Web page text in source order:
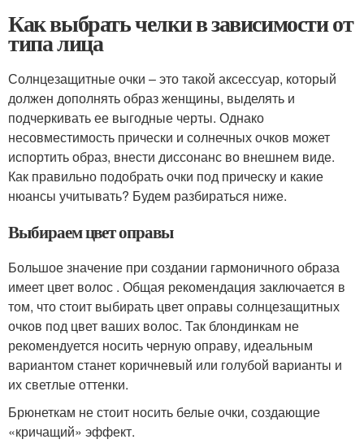
Как выбрать челки в зависимости от
типа лица
Солнцезащитные очки – это такой аксессуар, который
должен дополнять образ женщины, выделять и
подчеркивать ее выгодные черты. Однако
несовместимость прически и солнечных очков может
испортить образ, внести диссонанс во внешнем виде.
Как правильно подобрать очки под прическу и какие
нюансы учитывать? Будем разбираться ниже.
Выбираем цвет оправы
Большое значение при создании гармоничного образа
имеет цвет волос . Общая рекомендация заключается в
том, что стоит выбирать цвет оправы солнцезащитных
очков под цвет ваших волос. Так блондинкам не
рекомендуется носить черную оправу, идеальным
вариантом станет коричневый или голубой варианты и
их светлые оттенки.
Брюнеткам не стоит носить белые очки, создающие
«кричащий» эффект.